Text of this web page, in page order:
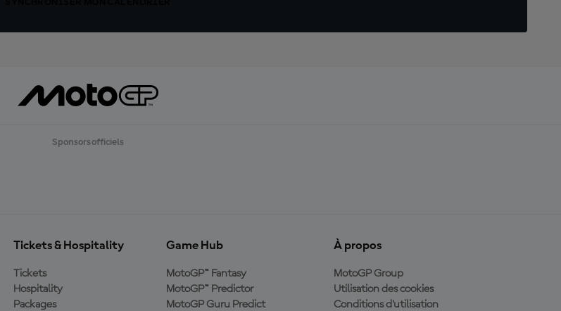
Sponsors officiels
Tickets & Hospitality
Tickets
Hospitality
Packages
Game Hub
MotoGP™ Fantasy
MotoGP™ Predictor
MotoGP Guru Predict
À propos
MotoGP Group
Utilisation des cookies
Conditions d'utilisation